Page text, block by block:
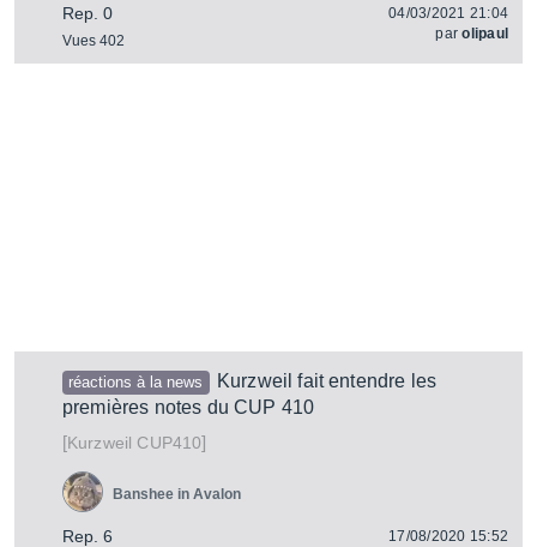
Rep. 0
Vues 402
04/03/2021 21:04
parolipaul
réactions à la news
Kurzweil fait entendre les
premières notes du CUP 410
[Kurzweil CUP410]
Rep. 6
Banshee in Avalon
17/08/2020 15:52